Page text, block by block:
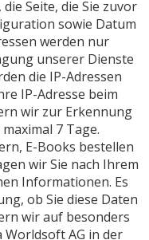
Seite, die Sie zuvor
sowie Datum
werden nur
unserer Dienste
die IP-Adressen
IP-Adresse beim
wir zur Erkennung
7 Tage.
E-Books bestellen
wir Sie nach Ihrem
Informationen. Es
ob Sie diese Daten
wir auf besonders
Worldsoft AG in der